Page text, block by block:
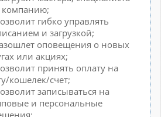
гибко управлять
и загрузкой;
оповещения о новых
или акциях;
принять оплату на
кошелек/счет;
записываться на
и персональные